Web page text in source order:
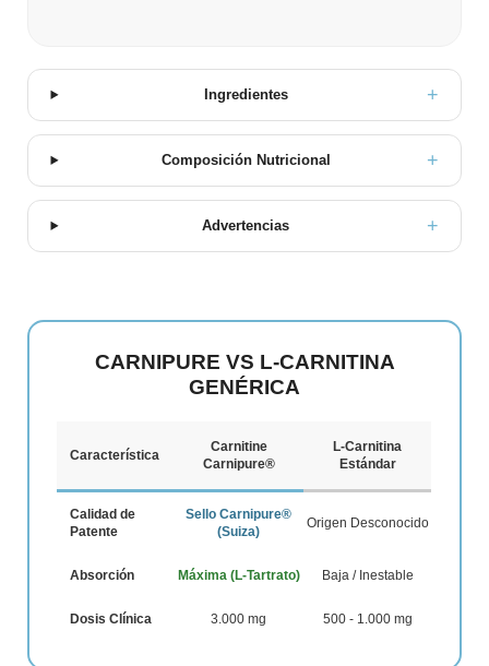
Ingredientes
Composición Nutricional
Advertencias
CARNIPURE VS L-CARNITINA
GENÉRICA
Característica
Carnitine
Carnipure®
L-Carnitina
Estándar
Calidad de
Patente
Sello Carnipure®
(Suiza)
Origen Desconocido
Absorción Máxima (L-Tartrato) Baja / Inestable
Dosis Clínica 3.000 mg 500 - 1.000 mg